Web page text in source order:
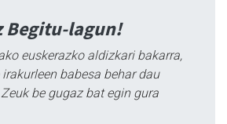
Begitu-lagun!
euskerazko aldizkari bakarra,
babesa behar dau
be gugaz bat egin gura